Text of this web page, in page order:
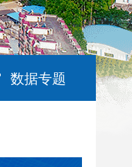
数据专题